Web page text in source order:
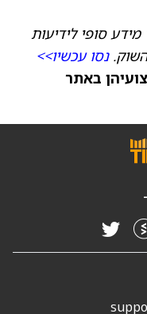
סופי לידיעות
השוק.נסו עכשיו>>
באתר